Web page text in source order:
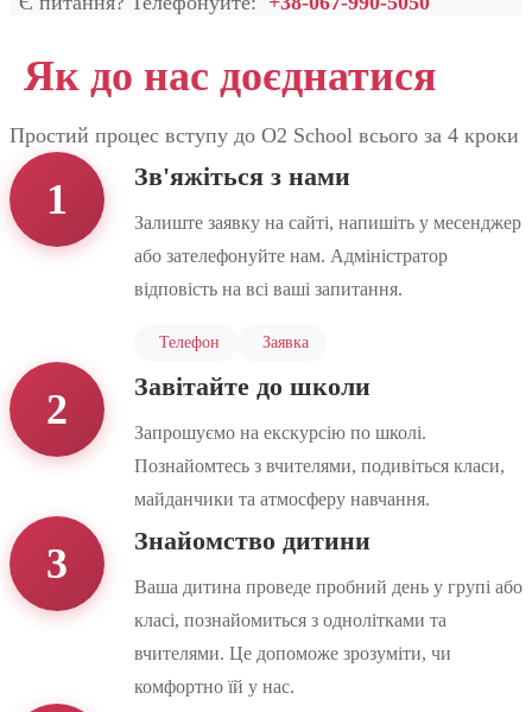
Як до нас доєднатися
Простий процес вступу до O2 School всього за 4 кроки
1 Зв'яжіться з нами
Залиште заявку на сайті, напишіть у месенджер
або зателефонуйте нам. Адміністратор
відповість на всі ваші запитання.
Телефон Заявка
2 Завітайте до школи
Запрошуємо на екскурсію по школі.
Познайомтесь з вчителями, подивіться класи,
майданчики та атмосферу навчання.
3 Знайомство дитини
Ваша дитина проведе пробний день у групі або
класі, познайомиться з однолітками та
вчителями. Це допоможе зрозуміти, чи
комфортно їй у нас.